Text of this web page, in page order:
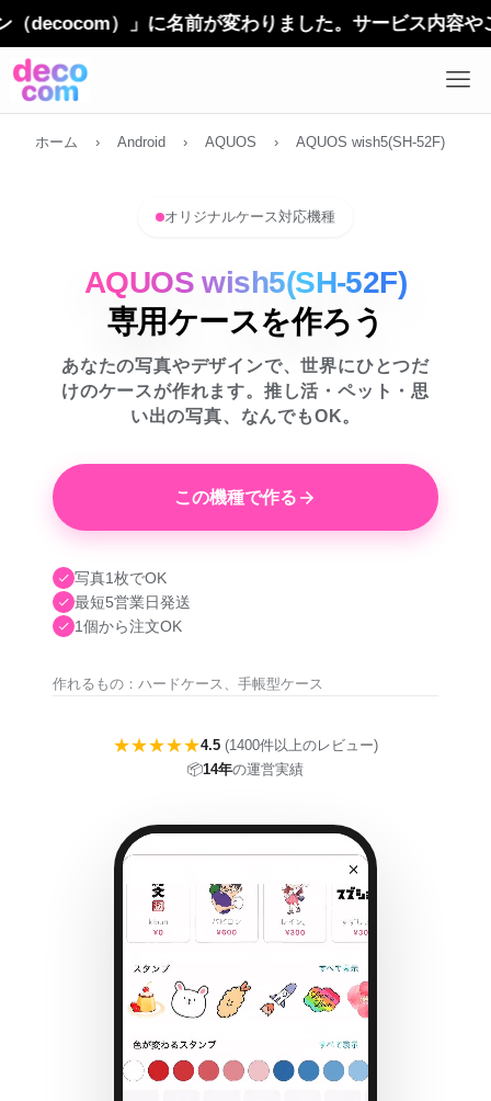
）」に名前が変わりました。サービス内容やご利用方
ホーム › Android › AQUOS › AQUOS wish5(SH-52F)
オリジナルケース対応機種
AQUOS wish5(SH-52F)
専用ケースを作ろう
あなたの写真やデザインで、世界にひとつだ
けのケースが作れます。推し活・ペット・思
い出の写真、なんでもOK。
この機種で作る
写真1枚でOK
最短5営業日発送
1個から注文OK
作れるもの：ハードケース、手帳型ケース
★★★★★4.5 (1400件以上のレビュー)
📦14年の運営実績